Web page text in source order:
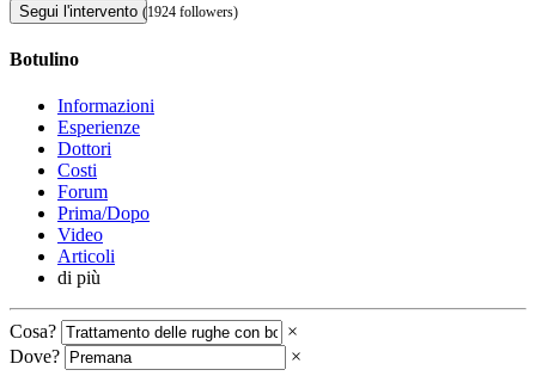
Segui l'intervento (1924 followers)
Botulino
Informazioni
Esperienze
Dottori
Costi
Forum
Prima/Dopo
Video
Articoli
di più
Cosa?
×
Dove?
×